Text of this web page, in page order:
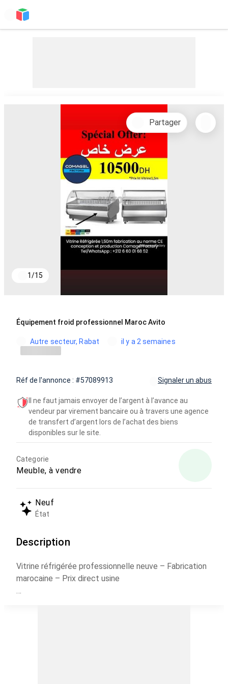
1/15
Partager
Équipement froid professionnel Maroc Avito
Autre secteur, Rabat il y a 2 semaines
Réf de l'annonce : #57089913 Signaler un abus
Il ne faut jamais envoyer de l’argent à l’avance au
vendeur par virement bancaire ou à travers une agence
de transfert d’argent lors de l’achat des biens
disponibles sur le site.
Categorie
Meuble, à vendre
Neuf
État
Description
Vitrine réfrigérée professionnelle neuve – Fabrication
marocaine – Prix direct usine